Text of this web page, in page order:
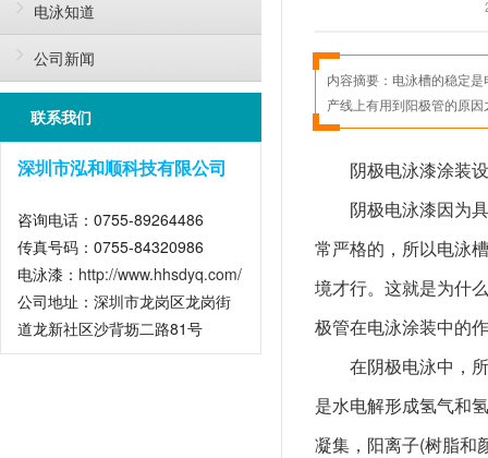
电泳知道
公司新闻
联系我们
深圳市泓和顺科技有限公司
咨询电话：0755-89264486
传真号码：0755-84320986
电泳漆： http://www.hhsdyq.com/
公司地址：深圳市龙岗区龙岗街
道龙新社区沙背坜二路81号
内容摘要： 电泳槽的稳定
产线上有用到阳极管的原
阴极电泳漆涂装
阴极电泳漆因为
常严格的，所以电泳
境才行。这就是为什
极管在电泳涂装中的
在阴极电泳中，
是水电解形成氢气和
凝集，阳离子(树脂和